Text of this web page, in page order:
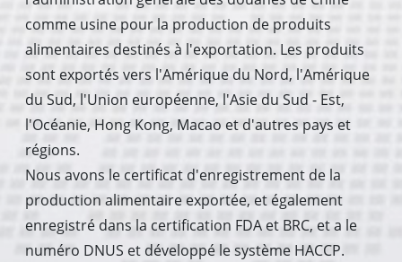
comme usine pour la production de produits
alimentaires destinés à l'exportation. Les produits
sont exportés vers l'Amérique du Nord, l'Amérique
du Sud, l'Union européenne, l'Asie du Sud - Est,
l'Océanie, Hong Kong, Macao et d'autres pays et
régions.
Nous avons le certificat d'enregistrement de la
production alimentaire exportée, et également
enregistré dans la certification FDA et BRC, et a le
numéro DNUS et développé le système HACCP.